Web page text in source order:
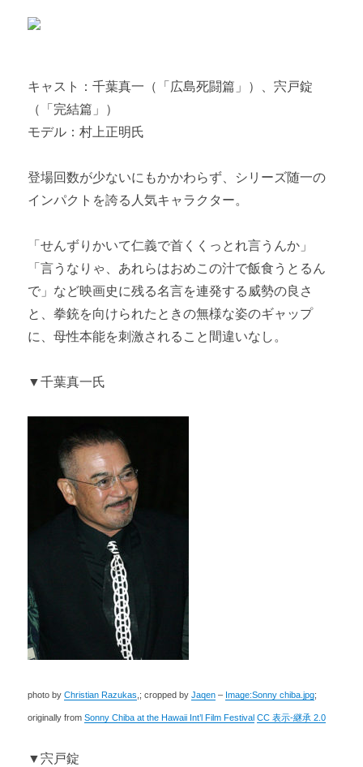
キャスト：千葉真一（「広島死闘篇」）、宍戸錠
（「完結篇」）
モデル：村上正明氏
登場回数が少ないにもかかわらず、シリーズ随一の
インパクトを誇る人気キャラクター。
「せんずりかいて仁義で首くくっとれ言うんか」
「言うなりゃ、あれらはおめこの汁で飯食うとるん
で」など映画史に残る名言を連発する威勢の良さ
と、拳銃を向けられたときの無様な姿のギャップ
に、母性本能を刺激されること間違いなし。
▼千葉真一氏
photo byChristian Razukas ,; cropped byJaqen – Image:Sonny chiba.jpg;
originally fromSonny Chiba at the Hawaii Int’l Film Festival CC 表示-継承 2.0
▼宍戸錠